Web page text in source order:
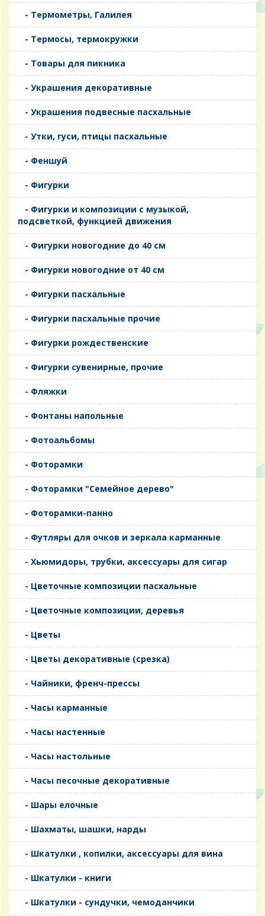
- Термометры, Галилея
- Термосы, термокружки
- Товары для пикника
- Украшения декоративные
- Украшения подвесные пасхальные
- Утки, гуси, птицы пасхальные
- Феншуй
- Фигурки
- Фигурки и композиции с музыкой,
подсветкой, функцией движения
- Фигурки новогодние до 40 см
- Фигурки новогодние от 40 см
- Фигурки пасхальные
- Фигурки пасхальные прочие
- Фигурки рождественские
- Фигурки сувенирные, прочие
- Фляжки
- Фонтаны напольные
- Фотоальбомы
- Фоторамки
- Фоторамки "Семейное дерево"
- Фоторамки-панно
- Футляры для очков и зеркала карманные
- Хьюмидоры, трубки, аксессуары для сигар
- Цветочные композиции пасхальные
- Цветочные композиции, деревья
- Цветы
- Цветы декоративные (срезка)
- Чайники, френч-прессы
- Часы карманные
- Часы настенные
- Часы настольные
- Часы песочные декоративные
- Шары елочные
- Шахматы, шашки, нарды
- Шкатулки , копилки, аксессуары для вина
- Шкатулки - книги
- Шкатулки - сундучки, чемоданчики